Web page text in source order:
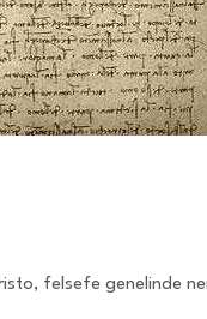
felsefe genelinde